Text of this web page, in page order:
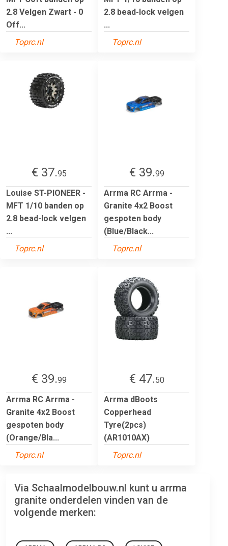
2.8 Velgen Zwart - 0
Off...
Toprc.nl
2.8 bead-lock velgen
...
Toprc.nl
€ 37.95
Louise ST-PIONEER -
MFT 1/10 banden op
2.8 bead-lock velgen
...
Toprc.nl
€ 39.99
Arrma RC Arrma -
Granite 4x2 Boost
gespoten body
(Blue/Black...
Toprc.nl
€ 39.99
Arrma RC Arrma -
Granite 4x2 Boost
gespoten body
(Orange/Bla...
Toprc.nl
€ 47.50
Arrma dBoots
Copperhead
Tyre(2pcs)
(AR1010AX)
Toprc.nl
Via Schaalmodelbouw.nl kunt u arrma
granite onderdelen vinden van de
volgende merken: